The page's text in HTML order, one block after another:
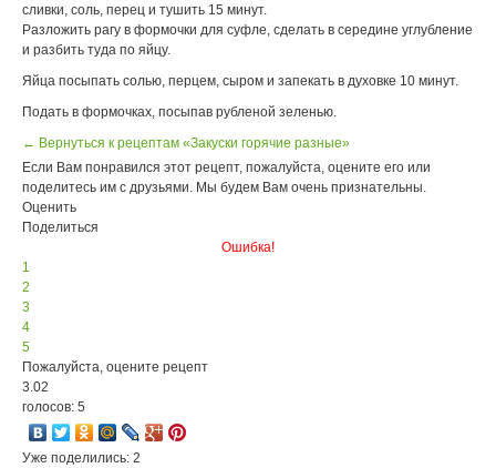
сливки, соль, перец и тушить 15 минут.
Разложить рагу в формочки для суфле, сделать в середине углубление
и разбить туда по яйцу.
Яйца посыпать солью, перцем, сыром и запекать в духовке 10 минут.
Подать в формочках, посыпав рубленой зеленью.
← Вернуться к рецептам «Закуски горячие разные»
Если Вам понравился этот рецепт, пожалуйста, оцените его или
поделитесь им с друзьями. Мы будем Вам очень признательны.
Оценить
Поделиться
Ошибка!
1
2
3
4
5
Пожалуйста, оцените рецепт
3.02
голосов: 5
Уже поделились: 2